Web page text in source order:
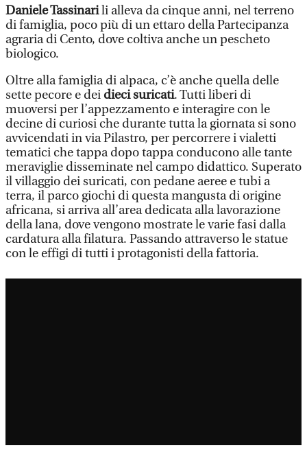
Daniele Tassinarili alleva da cinque anni, nel terreno
di famiglia, poco più di un ettaro della Partecipanza
agraria di Cento, dove coltiva anche un pescheto
biologico.
Oltre alla famiglia di alpaca, c’è anche quella delle
sette pecore e dei dieci suricati. Tutti liberi di
muoversi per l’appezzamento e interagire con le
decine di curiosi che durante tutta la giornata si sono
avvicendati in via Pilastro, per percorrere i vialetti
tematici che tappa dopo tappa conducono alle tante
meraviglie disseminate nel campo didattico. Superato
il villaggio dei suricati, con pedane aeree e tubi a
terra, il parco giochi di questa mangusta di origine
africana, si arriva all’area dedicata alla lavorazione
della lana, dove vengono mostrate le varie fasi dalla
cardatura alla filatura. Passando attraverso le statue
con le effigi di tutti i protagonisti della fattoria.